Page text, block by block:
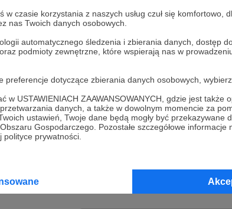
w czasie korzystania z naszych usług czuł się komfortowo,
nas Twoich danych osobowych.
automatycznego śledzenia i zbierania danych, dostęp
podmioty zewnętrzne, które wspierają nas w
dotyczące zbierania danych osobowych, wybierz
w USTAWIENIACH ZAAWANSOWANYCH, gdzie jest także
danych, a także w dowolnym momencie za
ustawień, Twoje dane będą mogły być
Gospodarczego. Pozostałe szczegółowe
prywatności.
i
będą
z
prawo
na
Politykę Prywatności
* Wyrażam zgodę na przetwarzanie moich
osobowych podanych w formularzu
prawidłowego świadczenia usług serwisu
informacji handlowych - newslettera.